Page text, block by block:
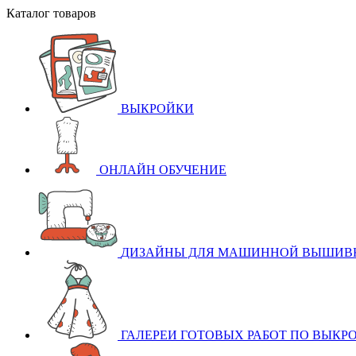
Каталог товаров
ВЫКРОЙКИ
ОНЛАЙН ОБУЧЕНИЕ
ДИЗАЙНЫ ДЛЯ МАШИННОЙ
ГАЛЕРЕИ ГОТОВЫХ РАБОТ ПО